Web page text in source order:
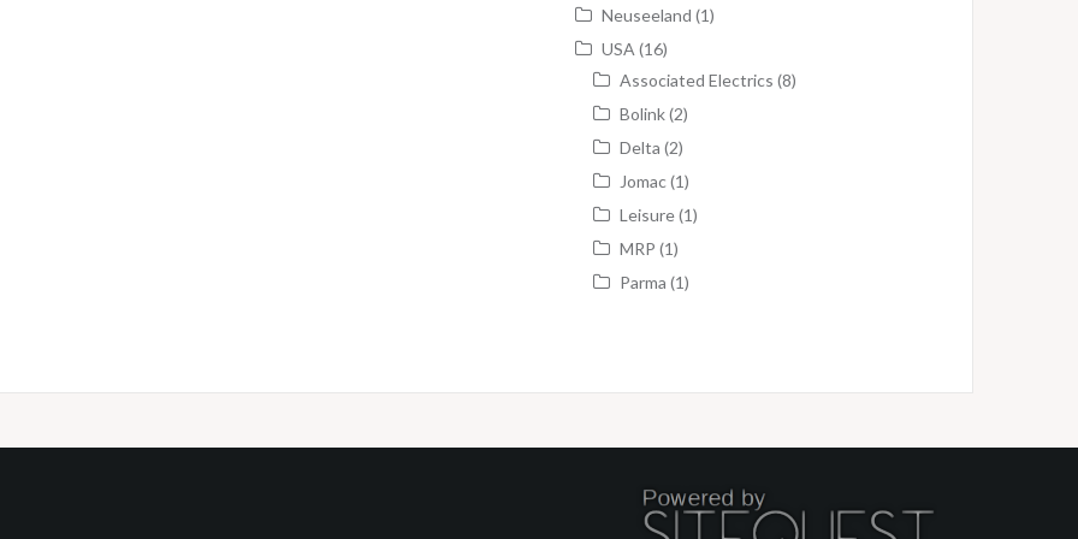
Neuseeland (1)
USA (16)
Associated Electrics (8)
Bolink(2)
Delta (2)
Jomac(1)
Leisure(1)
MRP (1)
Parma (1)